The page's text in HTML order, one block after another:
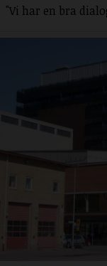
"Vi har en bra